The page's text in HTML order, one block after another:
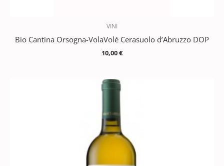
VINI
Bio Cantina Orsogna-VolaVolé Cerasuolo d’Abruzzo DOP
10,00€